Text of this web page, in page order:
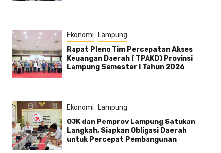
Ekonomi Lampung
Rapat Pleno Tim Percepatan Akses
Keuangan Daerah ( TPAKD) Provinsi
Lampung Semester l Tahun 2026
Ekonomi Lampung
OJK dan Pemprov Lampung Satukan
Langkah, Siapkan Obligasi Daerah
untuk Percepat Pembangunan